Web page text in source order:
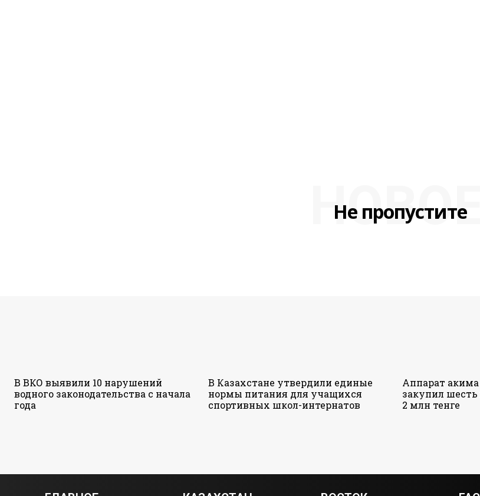
Не пропустите
НОВОЕ
В ВКО выявили 10 нарушений
водного законодательства с начала
года
В Казахстане утвердили единые
нормы питания для учащихся
спортивных школ-интернатов
Аппарат
закупил
2 млн тенге